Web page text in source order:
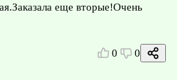
еще вторые!Очень
0 0